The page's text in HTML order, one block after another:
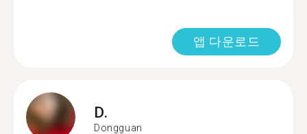
앱 다운로드
D.
Dongguan